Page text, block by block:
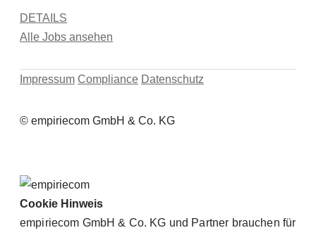
DETAILS
Alle Jobs ansehen
Impressum Compliance Datenschutz
© empiriecom GmbH & Co. KG
Cookie Hinweis
empiriecom GmbH & Co. KG und Partner brauchen für